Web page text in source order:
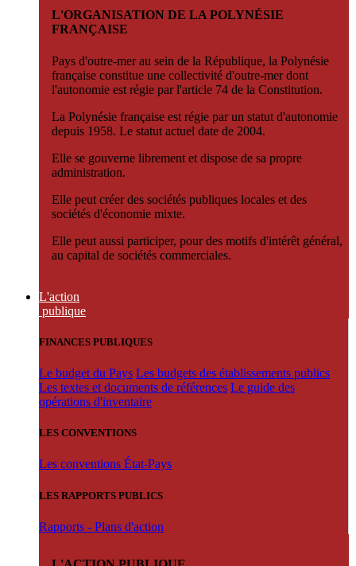
L'ORGANISATION DE LA POLYNÉSIE
FRANÇAISE
Pays d'outre-mer au sein de la République, la Polynésie
française constitue une collectivité d'outre-mer dont
l'autonomie est régie par l'article 74 de la Constitution.
La Polynésie française est régie par un statut d'autonomie
depuis 1958. Le statut actuel date de 2004.
Elle se gouverne librement et dispose de sa propre
administration.
Elle peut créer des sociétés publiques locales et des
sociétés d'économie mixte.
Elle peut aussi participer, pour des motifs d'intérêt général,
au capital de sociétés commerciales.
L'action
publique
FINANCES PUBLIQUES
Le budget du Pays Les budgets des établissements publics
Les textes et documents de références Le guide des
opérations d'inventaire
LES CONVENTIONS
Les conventions État-Pays
LES RAPPORTS PUBLICS
Rapports - Plans d'action